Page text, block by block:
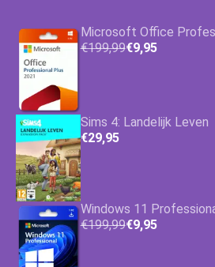
Microsoft Office
€199,99€9,95
Sims 4: Landelijk Leven
€29,95
Windows 11
€199,99€9,95